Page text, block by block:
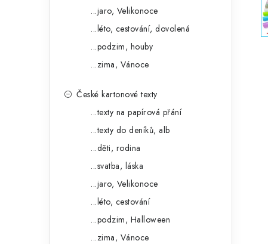
...jaro, Velikonoce
...léto, cestování, dovolená
...podzim, houby
...zima, Vánoce
České kartonové texty
...texty na papírová přání
...texty do deníků, alb
...děti, rodina
...svatba, láska
...jaro, Velikonoce
...léto, cestování
...podzim, Halloween
...zima, Vánoce